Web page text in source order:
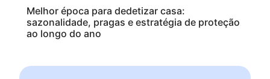
Melhor época para dedetizar casa:
sazonalidade, pragas e estratégia de proteção
ao longo do ano